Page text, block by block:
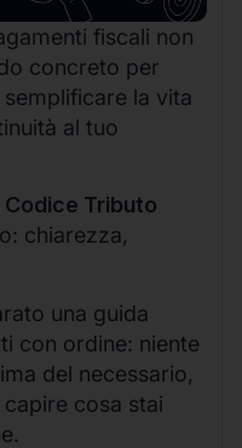
fiscali non
concreto per
la vita
al tuo
Codice Tributo
chiarezza,
una guida
con ordine: niente
del necessario,
cosa stai